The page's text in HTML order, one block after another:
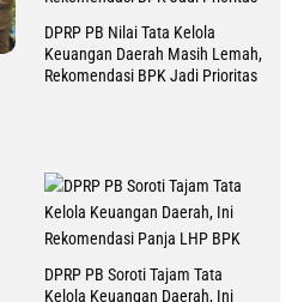
DPRP PB Nilai Tata Kelola
Keuangan Daerah Masih Lemah,
Rekomendasi BPK Jadi Prioritas
DPRP PB Soroti Tajam Tata
Kelola Keuangan Daerah, Ini